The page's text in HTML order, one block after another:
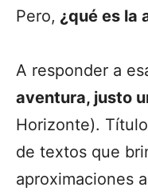
Pero, ¿qué es la
A responder a
aventura, justo
Horizonte).
de textos que
aproximaciones